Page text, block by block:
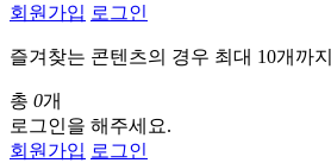
회원가입 로그인
즐겨찾는 콘텐츠의 경우 최대 10개까
총 0개
로그인을 해주세요.
회원가입 로그인